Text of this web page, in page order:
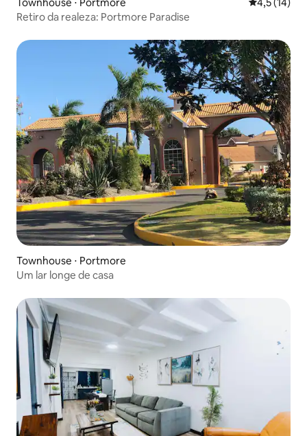
Townhouse ⋅ Portmore 4,5 de uma
4,5 (14)
Retiro da realeza: Portmore Paradise
Townhouse ⋅ Portmore
Um lar longe de casa